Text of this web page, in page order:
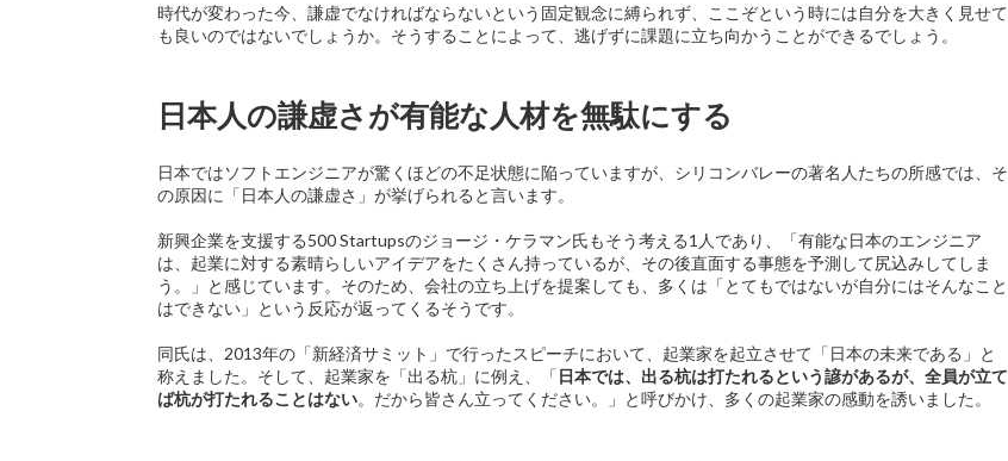
時代が変わった今、謙虚でなければならないという固定観念に縛られず、ここぞという時には自分を大きく見せて
も良いのではないでしょうか。そうすることによって、逃げずに課題に立ち向かうことができるでしょう。
日本人の謙虚さが有能な人材を無駄にする
日本ではソフトエンジニアが驚くほどの不足状態に陥っていますが、シリコンバレーの著名人たちの所感では、そ
の原因に「日本人の謙虚さ」が挙げられると言います。
新興企業を支援する500 Startupsのジョージ・ケラマン氏もそう考える1人であり、「有能な日本のエンジニア
は、起業に対する素晴らしいアイデアをたくさん持っているが、その後直面する事態を予測して尻込みしてしま
う。」と感じています。そのため、会社の立ち上げを提案しても、多くは「とてもではないが自分にはそんなこと
はできない」という反応が返ってくるそうです。
同氏は、2013年の「新経済サミット」で行ったスピーチにおいて、起業家を起立させて「日本の未来である」と
称えました。そして、起業家を「出る杭」に例え、「日本では、出る杭は打たれるという諺があるが、全員が立て
ば杭が打たれることはない。だから皆さん立ってください。」と呼びかけ、多くの起業家の感動を誘いました。